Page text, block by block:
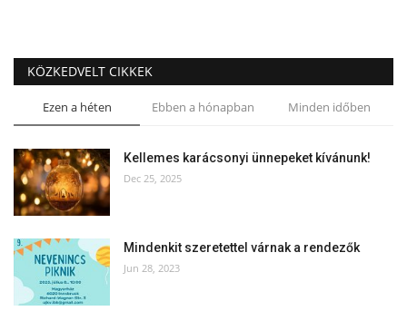
KÖZKEDVELT CIKKEK
Ezen a héten Ebben a hónapban Minden időben
Kellemes karácsonyi ünnepeket kívánunk!
Dec 25, 2025
Mindenkit szeretettel várnak a rendezők
Jun 28, 2023